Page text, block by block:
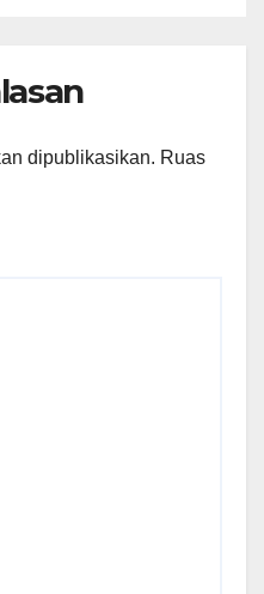
dipublikasikan. Ruas